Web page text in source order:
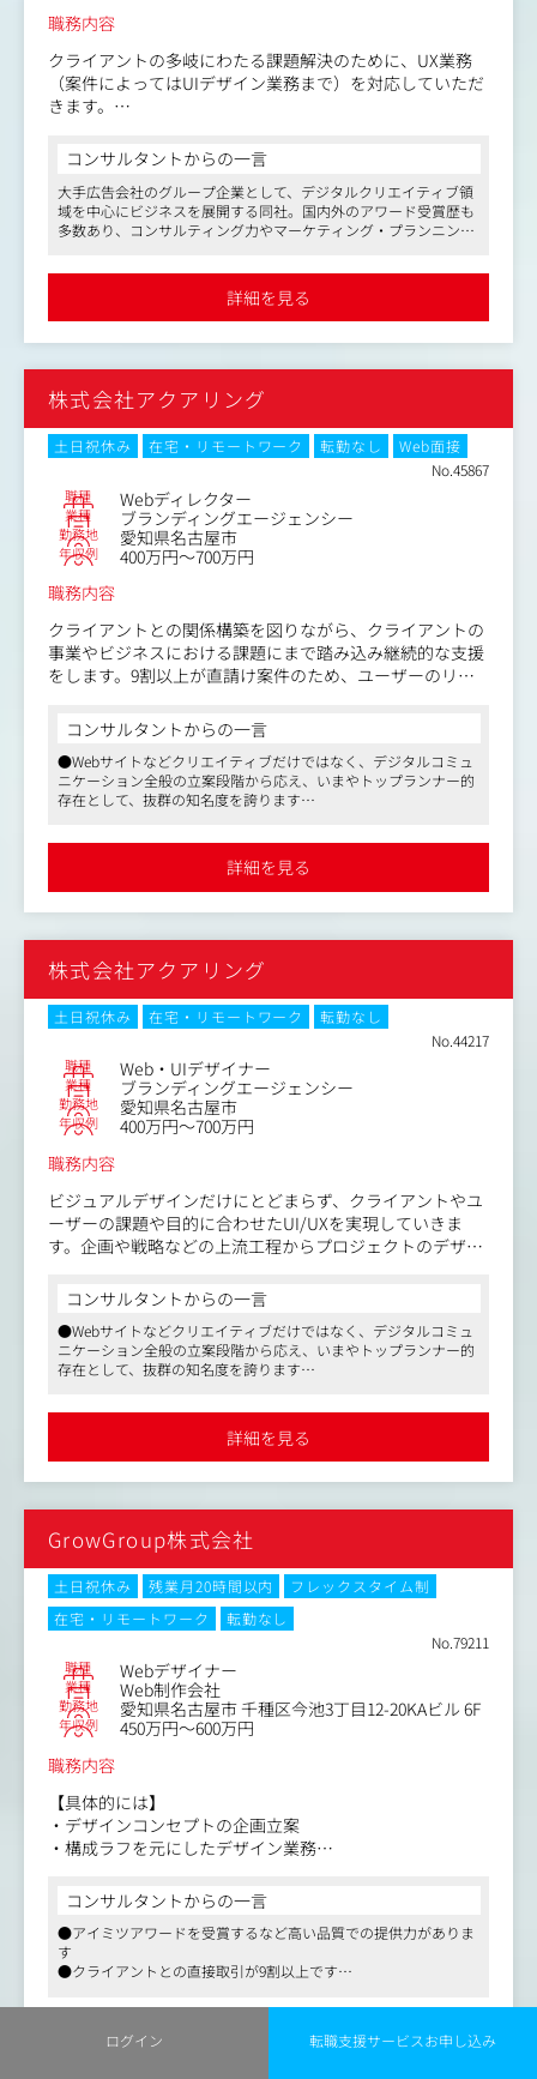
ログイン 転職支援サービスお申し込み
職務内容
クライアントの多岐にわたる課題解決のために、UX業務
（案件によってはUIデザイン業務まで）を対応していただ
きます。
ナショナルクライアントを含むあらゆる業界から依頼が来
るため、さまざまな解決方法を選択・提案し、制作の骨組
み・土台をつくっていくことになります。そのため、ヒア
リングやリサーチ、体験の設計、フロントに立っての提
案、UIデザイン～ガイドライン整備など、非常に幅広く多
コンサルタントからの一言
大手広告会社のグループ企業として、デジタルクリエイティブ領
域を中心にビジネスを展開する同社。国内外のアワード受賞歴も
多数あり、コンサルティング力やマーケティング・プランニング
マスメディアンとのお取引歴も長く、これまで複数のご成約実績
フリーバカンス制度の導入など働きやすさにも配慮されています
詳細を見る
株式会社アクアリング
土日祝休み 在宅・リモートワーク 転勤なし
Web面接
No.45867
職種 Webディレクター
業種 ブランディングエージェンシー
勤務地 愛知県名古屋市
年収例
400万円～700万円
職務内容
クライアントとの関係構築を図りながら、クライアントの
事業やビジネスにおける課題にまで踏み込み継続的な支援
をします。9割以上が直請け案件のため、ユーザーのリア
ゴールの達成に向けて、戦略の構築から改善提案まで、得
意な分野で挑戦していただける環境です。
＜具体的には＞
・コミュニケーション戦略の立案（ユーザー調査、シナリ
・Webサイトやサービスの情報構造の設計および画面設計
・Webサイトなどのプロトタイピング
【仕事内容（変更の範囲）】会社の定める業務
コンサルタントからの一言
●Webサイトなどクリエイティブだけではなく、デジタルコミュ
ニケーション全般の立案段階から応え、いまやトップランナー的
存在として、抜群の知名度を誇ります
環境に加え、「社員にとって働きやすい”企業”」を目指すという
組織づくりにも余念がありません
●マスメディアンからの採用実績あり。企業と深い関係値を構築
しています
詳細を見る
株式会社アクアリング
土日祝休み 在宅・リモートワーク
転勤なし
No.44217
職種 Web・UIデザイナー
業種 ブランディングエージェンシー
勤務地 愛知県名古屋市
年収例
400万円～700万円
職務内容
ビジュアルデザインだけにとどまらず、クライアントやユ
ーザーの課題や目的に合わせたUI/UXを実現していきま
す。企画や戦略などの上流工程からプロジェクトのデザイ
取引先は日本でも有数の大手企業がメインです。9割以上
が直請け案件のため、ユーザーのリアルな声を感じたり、
ダイレクトにクライアントの反応を確かめながら、改善提
案を繰り返していける環境です。
なお、クライアントの課題も多様なため、多角的な視点で
のソリューション提供が必要になっています。
・デザインのコンセプトメイク
・コンテンツの企画・演出
・ブランドビジュアル表現の策定
・ユーザビリティ・アクセシビリティ設計
・モーション設計
・デザイン制作
・アートディレクション（動画やスチール撮影）
【仕事内容（変更の範囲）】会社の定める業務
コンサルタントからの一言
●Webサイトなどクリエイティブだけではなく、デジタルコミュ
ニケーション全般の立案段階から応え、いまやトップランナー的
存在として、抜群の知名度を誇ります
環境に加え、「社員にとって働きやすい”企業”」を目指すという
組織づくりにも余念がありません
●マスメディアンからの採用実績あり。企業と深い関係値を構築
しています
詳細を見る
GrowGroup株式会社
土日祝休み 残業月20時間以内
フレックスタイム制
在宅・リモートワーク
転勤なし
No.79211
職種 Webデザイナー
業種 Web制作会社
勤務地 愛知県名古屋市 千種区今池3丁目12-20KAビル 6F
年収例
450万円～600万円
職務内容
【具体的には】
・デザインコンセプトの企画立案
・構成ラフを元にしたデザイン業務
※設計・構成ラフは設計課が担っておりますが、案件状況
に応じ対応いただく可能性がございます。
・デザイン品質向上の改善や進行管理
・デザイナーチームの運用、改善
・社内での教育フローの改善
・工程間における業務フロー改善…など
【業務の特徴】
コンサルタントからの一言
●アイミツアワードを受賞するなど高い品質での提供力がありま
す
●クライアントとの直接取引が9割以上です
無理な納期などがなく働きやすい労働環境となっています
き方改革にも取り組んでいます詳細を見る